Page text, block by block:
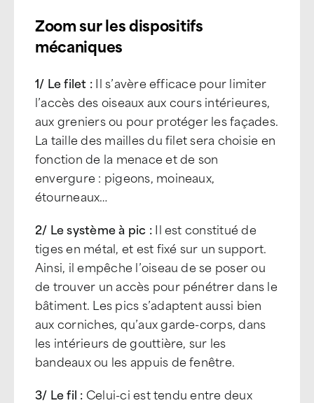
Zoom sur les dispositifs
mécaniques
1/ Le filet :Il s’avère efficace pour limiter
l’accès des oiseaux aux cours intérieures,
aux greniers ou pour protéger les façades.
La taille des mailles du filet sera choisie en
fonction de la menace et de son
envergure : pigeons, moineaux,
étourneaux…
2/ Le système à pic :Il est constitué de
tiges en métal, et est fixé sur un support.
Ainsi, il empêche l’oiseau de se poser ou
de trouver un accès pour pénétrer dans le
bâtiment. Les pics s’adaptent aussi bien
aux corniches, qu’aux garde-corps, dans
les intérieurs de gouttière, sur les
bandeaux ou les appuis de fenêtre.
3/ Le fil :Celui-ci est tendu entre deux